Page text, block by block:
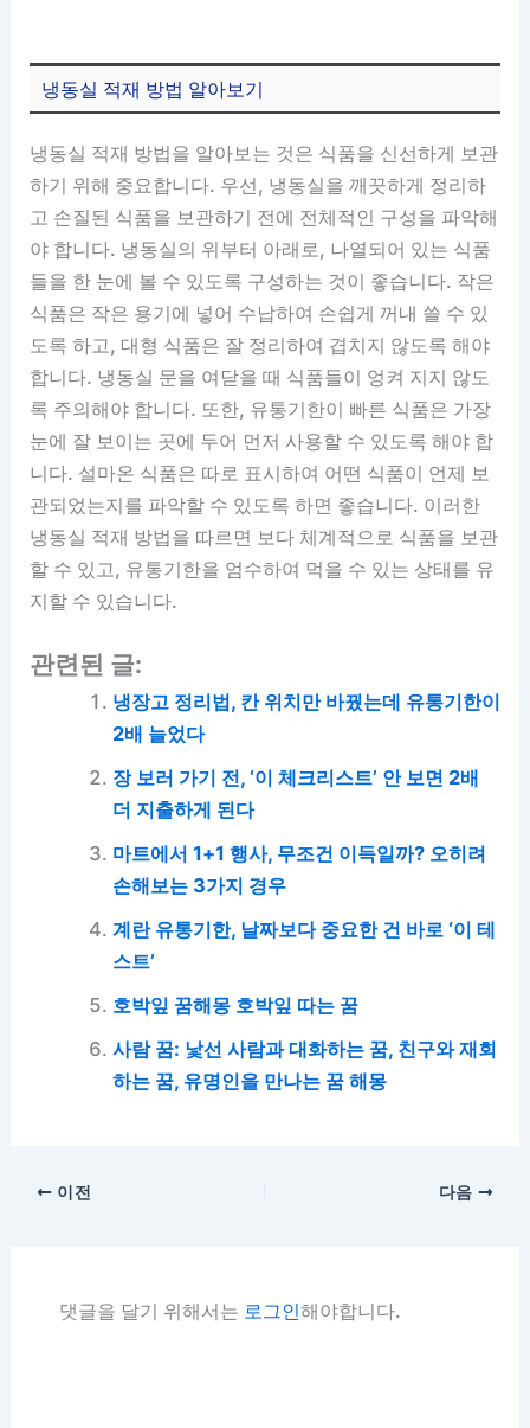
냉동실 적재 방법 알아보기
냉동실 적재 방법을 알아보는 것은 식품을 신선하게 보관
하기 위해 중요합니다. 우선, 냉동실을 깨끗하게 정리하
고 손질된 식품을 보관하기 전에 전체적인 구성을 파악해
야 합니다. 냉동실의 위부터 아래로, 나열되어 있는 식품
들을 한 눈에 볼 수 있도록 구성하는 것이 좋습니다. 작은
식품은 작은 용기에 넣어 수납하여 손쉽게 꺼내 쓸 수 있
도록 하고, 대형 식품은 잘 정리하여 겹치지 않도록 해야
합니다. 냉동실 문을 여닫을 때 식품들이 엉켜 지지 않도
록 주의해야 합니다. 또한, 유통기한이 빠른 식품은 가장
눈에 잘 보이는 곳에 두어 먼저 사용할 수 있도록 해야 합
니다. 설마온 식품은 따로 표시하여 어떤 식품이 언제 보
관되었는지를 파악할 수 있도록 하면 좋습니다. 이러한
냉동실 적재 방법을 따르면 보다 체계적으로 식품을 보관
할 수 있고, 유통기한을 엄수하여 먹을 수 있는 상태를 유
지할 수 있습니다.
관련된 글:
냉장고 정리법, 칸 위치만 바꿨는데 유통기한이
2배 늘었다
장 보러 가기 전, ‘이 체크리스트’ 안 보면 2배
더 지출하게 된다
마트에서 1+1 행사, 무조건 이득일까? 오히려
손해보는 3가지 경우
계란 유통기한, 날짜보다 중요한 건 바로 ‘이 테
스트’
호박잎 꿈해몽 호박잎 따는 꿈
사람 꿈: 낯선 사람과 대화하는 꿈, 친구와 재회
하는 꿈, 유명인을 만나는 꿈 해몽
이전 다음
댓글을 달기 위해서는 로그인해야합니다.